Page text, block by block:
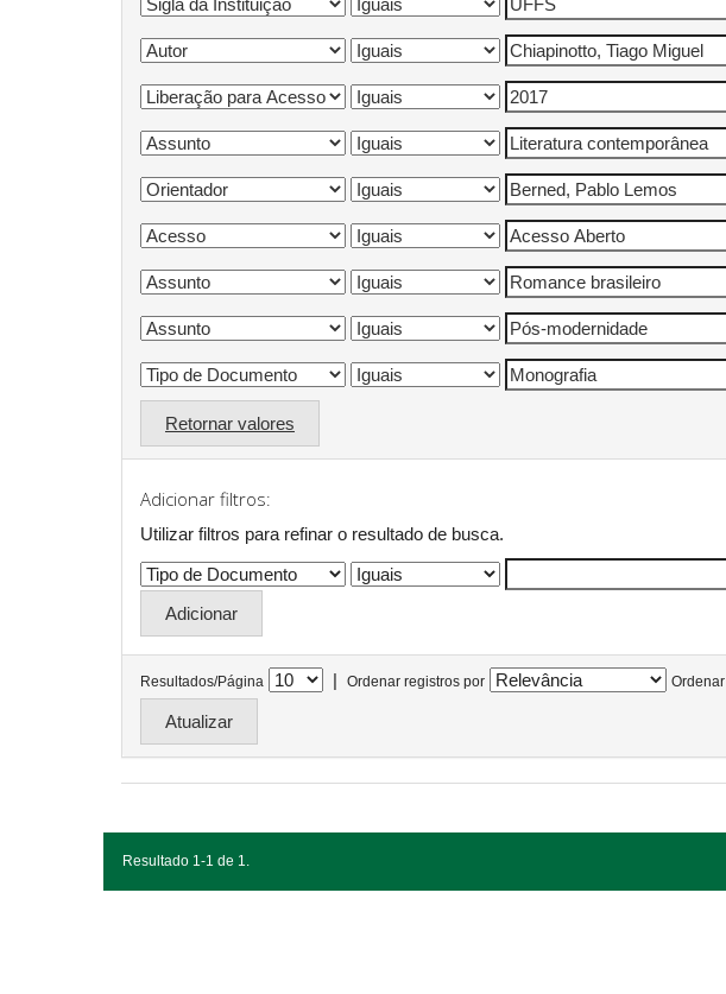
Retornar valores
Adicionar filtros:
Utilizar filtros para refinar o resultado de busca.
Resultados/Página | Ordenar registros por Ordenar
Resultado 1-1 de 1.